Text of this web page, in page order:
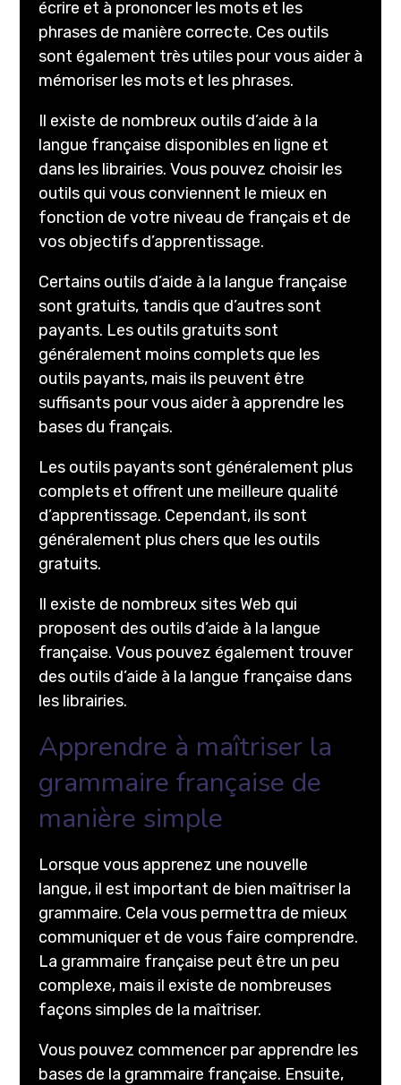
écrire et à prononcer les mots et les
phrases de manière correcte. Ces outils
sont également très utiles pour vous aider à
mémoriser les mots et les phrases.
Il existe de nombreux outils d’aide à la
langue française disponibles en ligne et
dans les librairies. Vous pouvez choisir les
outils qui vous conviennent le mieux en
fonction de votre niveau de français et de
vos objectifs d’apprentissage.
Certains outils d’aide à la langue française
sont gratuits, tandis que d’autres sont
payants. Les outils gratuits sont
généralement moins complets que les
outils payants, mais ils peuvent être
suffisants pour vous aider à apprendre les
bases du français.
Les outils payants sont généralement plus
complets et offrent une meilleure qualité
d’apprentissage. Cependant, ils sont
généralement plus chers que les outils
gratuits.
Il existe de nombreux sites Web qui
proposent des outils d’aide à la langue
française. Vous pouvez également trouver
des outils d’aide à la langue française dans
les librairies.
Apprendre à maîtriser la
grammaire française de
manière simple
Lorsque vous apprenez une nouvelle
langue, il est important de bien maîtriser la
grammaire. Cela vous permettra de mieux
communiquer et de vous faire comprendre.
La grammaire française peut être un peu
complexe, mais il existe de nombreuses
façons simples de la maîtriser.
Vous pouvez commencer par apprendre les
bases de la grammaire française. Ensuite,